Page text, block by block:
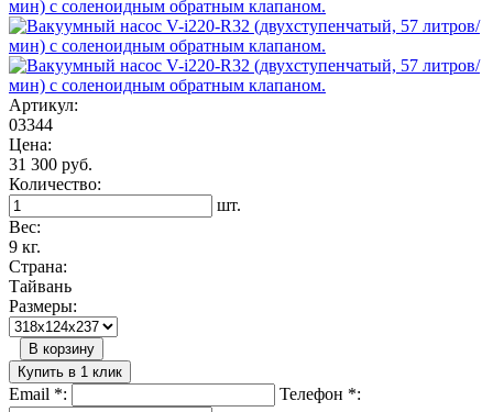
Артикул:
03344
Цена:
31 300 руб.
Количество:
шт.
Вес:
9 кг.
Страна:
Тайвань
Размеры:
В корзину
Купить в 1 клик
Email *: Телефон *: